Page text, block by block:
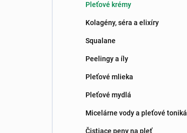
Pleťové krémy
Kolagény, séra a elixíry
Squalane
Peelingy a íly
Pleťové mlieka
Pleťové mydlá
Micelárne vody a pleťové toniká
Čistiace peny na pleť